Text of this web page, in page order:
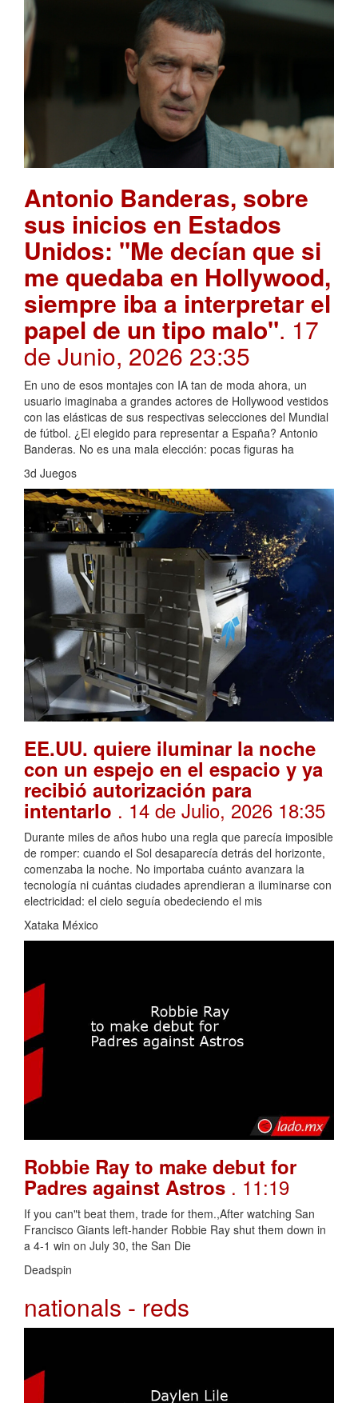
Antonio Banderas, sobre
sus inicios en Estados
Unidos: "Me decían que si
me quedaba en Hollywood,
siempre iba a interpretar el
papel de un tipo malo". 17
de Junio, 2026 23:35
En uno de esos montajes con IA tan de moda ahora, un
usuario imaginaba a grandes actores de Hollywood vestidos
con las elásticas de sus respectivas selecciones del Mundial
de fútbol. ¿El elegido para representar a España? Antonio
Banderas. No es una mala elección: pocas figuras ha
3d Juegos
EE.UU. quiere iluminar la noche
con un espejo en el espacio y ya
recibió autorización para
intentarlo . 14 de Julio, 2026 18:35
Durante miles de años hubo una regla que parecía imposible
de romper: cuando el Sol desaparecía detrás del horizonte,
comenzaba la noche. No importaba cuánto avanzara la
tecnología ni cuántas ciudades aprendieran a iluminarse con
electricidad: el cielo seguía obedeciendo el mis
Xataka México
Robbie Ray to make debut for
Padres against Astros . 11:19
If you can"t beat them, trade for them.,After watching San
Francisco Giants left-hander Robbie Ray shut them down in
a 4-1 win on July 30, the San Die
Deadspin
nationals - reds